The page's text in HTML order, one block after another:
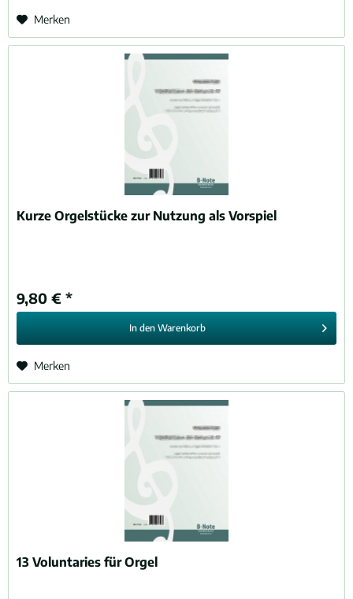
Merken
Kurze Orgelstücke zur Nutzung als Vorspiel
9,80 € *
In den Warenkorb
Merken
13 Voluntaries für Orgel